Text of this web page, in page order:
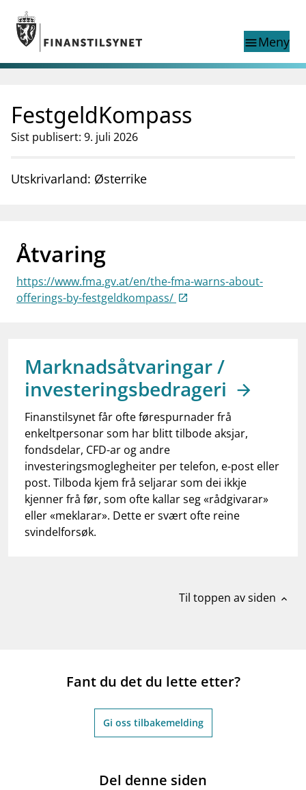
Gå til hovedinnhold
Gå til søkesiden
menuMeny
nettstedet
English
English
Tilsyn
Finanstilsynets registre
businessOm Finanstilsynet
mail_outlineKontakt oss
notifications_noneAbonner på nyhetsvarsel
FestgeldKompass
Sist publisert: 9. juli 2026
Utskrivarland: Østerrike
Åtvaring
https://www.fma.gv.at/en/the-fma-warns-about-
offerings-by-festgeldkompass/
Marknadsåtvaringar /
investeringsbedrageri
Finanstilsynet får ofte førespurnader frå
enkeltpersonar som har blitt tilbode aksjar,
fondsdelar, CFD-ar og andre
investeringsmoglegheiter per telefon, e-post eller
post. Tilboda kjem frå seljarar som dei ikkje
kjenner frå før, som ofte kallar seg «rådgivarar»
eller «meklarar». Dette er svært ofte reine
svindelforsøk.
Til toppen av siden expand_less
Fant du det du lette etter?
Gi oss tilbakemelding
Del denne siden